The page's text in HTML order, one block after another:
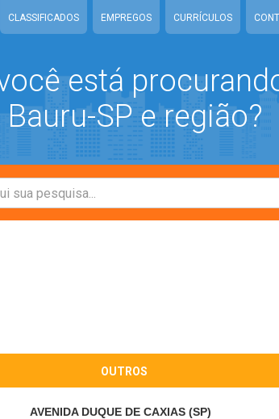
CLASSIFICADOS EMPREGOS CURRÍCULOS
está
SP e região?
OUTROS
AVENIDA DUQUE DE CAXIAS (SP)